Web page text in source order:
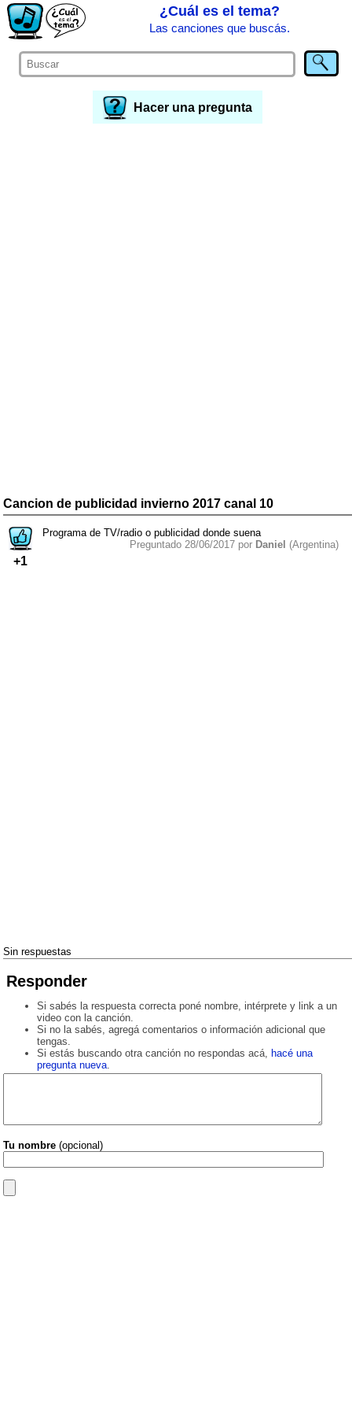
¿Cuál es el tema?
Las canciones que buscás.
Hacer una pregunta
Cancion de publicidad invierno 2017 canal 10
+1
Programa de TV/radio o publicidad donde suena
Preguntado 28/06/2017 por Daniel (Argentina)
Sin respuestas
Responder
Si sabés la respuesta correcta poné nombre, intérprete y link a un
video con la canción.
Si no la sabés, agregá comentarios o información adicional que
tengas.
Si estás buscando otra canción no respondas acá, hacé una
pregunta nueva.
Tu nombre (opcional)